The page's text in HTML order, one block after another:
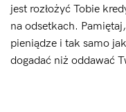
jest rozłożyć Tobie
na odsetkach.
pieniądze i tak samo
dogadać niż oddawać